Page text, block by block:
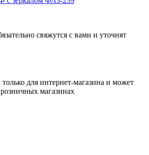
свяжутся с вами и уточнят
для интернет-магазина и может
магазинах